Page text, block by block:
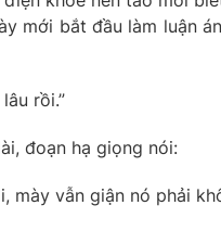
mới bắt đầu làm luận
rồi.”
đoạn hạ giọng nói:
mày vẫn giận nó phải